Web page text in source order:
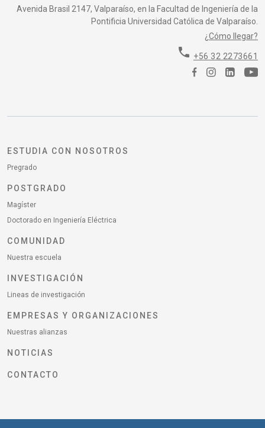
Avenida Brasil 2147, Valparaíso, en la Facultad de Ingeniería de la
Pontificia Universidad Católica de Valparaíso.
¿Cómo llegar?
phone +56 32 2273661
ESTUDIA CON NOSOTROS
Pregrado
POSTGRADO
Magíster
Doctorado en Ingeniería Eléctrica
COMUNIDAD
Nuestra escuela
INVESTIGACIÓN
Lineas de investigación
EMPRESAS Y ORGANIZACIONES
Nuestras alianzas
NOTICIAS
CONTACTO